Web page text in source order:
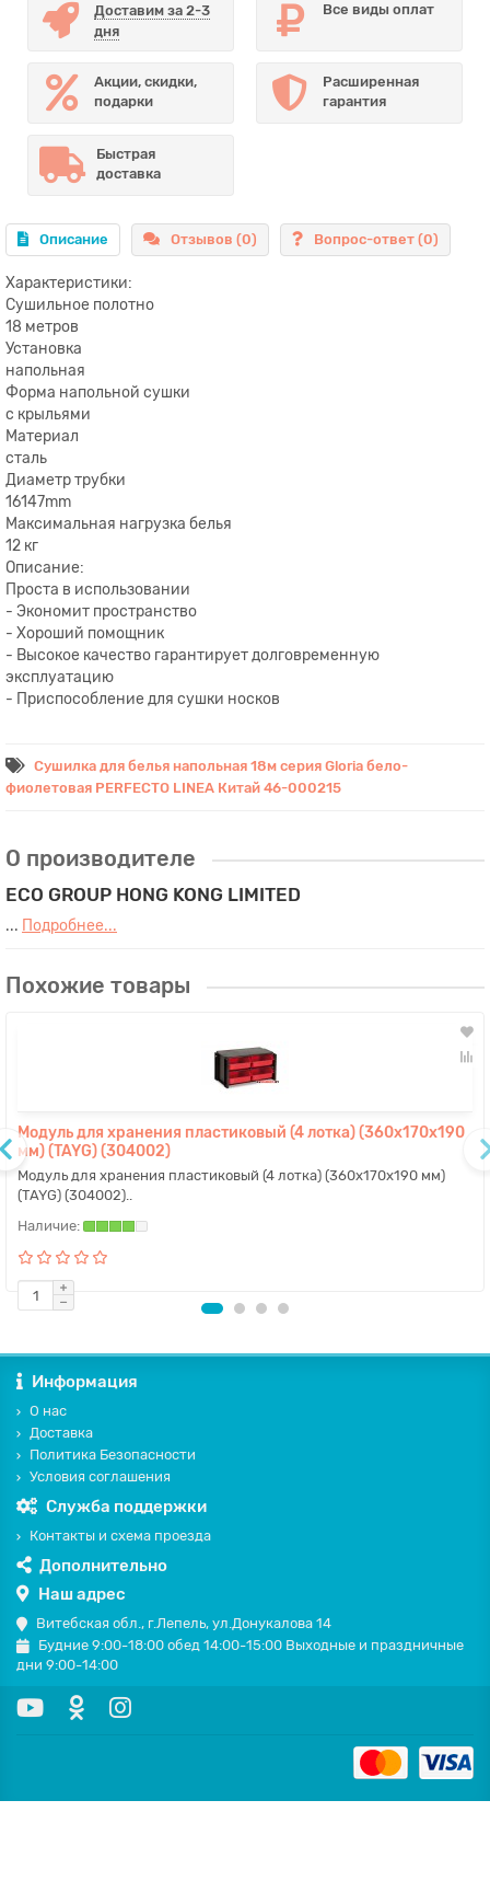
Доставим за 2-3
дня
Все виды оплат
Акции, скидки,
подарки
Расширенная
гарантия
Быстрая
доставка
Описание Отзывов (0) Вопрос-ответ (0)
Характеристики:
Сушильное полотно
18 метров
Установка
напольная
Форма напольной сушки
с крыльями
Материал
сталь
Диаметр трубки
16147mm
Максимальная нагрузка белья
12 кг
Описание:
Проста в использовании
- Экономит пространство
- Хороший помощник
- Высокое качество гарантирует долговременную
эксплуатацию
- Приспособление для сушки носков
Сушилка для белья напольная 18м серия Gloria бело-
фиолетовая PERFECTO LINEA Китай 46-000215
О производителе
ECO GROUP HONG KONG LIMITED
... Подробнее...
Похожие товары
Модуль для хранения пластиковый (4 лотка) (360x170x190
мм) (TAYG) (304002)
Модуль для хранения пластиковый (4 лотка) (360x170x190 мм)
(TAYG) (304002)..
Информация
О нас
Доставка
Политика Безопасности
Условия соглашения
Служба поддержки
Контакты и схема проезда
Дополнительно
Наш адрес
Витебская обл., г.Лепель, ул.Донукалова 14
Будние 9:00-18:00 обед 14:00-15:00 Выходные и праздничные
дни 9:00-14:00